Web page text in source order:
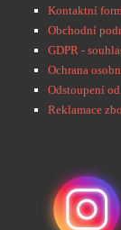
Kontaktní
Obchodní
GDPR -
Ochrana
Odstoupení
Reklamace